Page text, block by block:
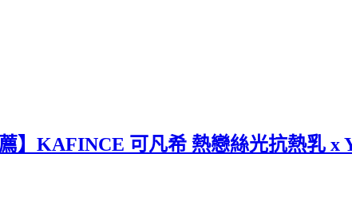
】KAFINCE 可凡希 熱戀絲光抗熱乳